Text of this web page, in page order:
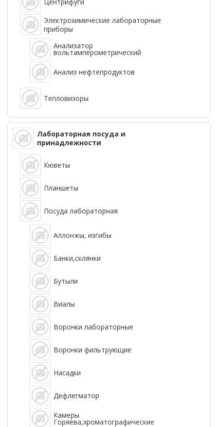
Электрохимические лабораторные
приборы
Анализатор
вольтамперометрический
Анализ нефтепродуктов
Тепловизоры
Лабораторная посуда и
принадлежности
Кюветы
Планшеты
Посуда лабораторная
Аллонжы, изгибы
Банки,склянки
Бутыли
Виалы
Воронки лабораторные
Воронки фильтрующие
Насадки
Дефлегматор
Камеры
Горяева,хроматографические